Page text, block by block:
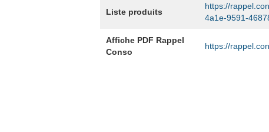
Liste produits
https://
4a1e-9591-
Affiche PDF Rappel
Conso
https://